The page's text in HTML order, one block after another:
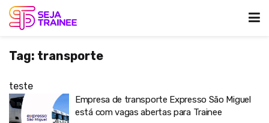
Tag: transporte
teste
Empresa de transporte Expresso São Miguel
está com vagas abertas para Trainee